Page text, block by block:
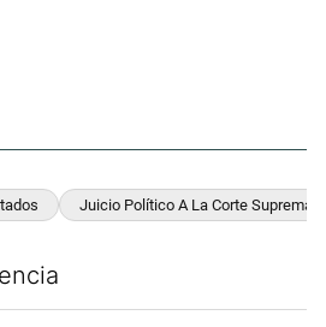
Juicio Político A La Corte Suprema